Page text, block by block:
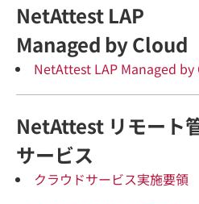
NetAttest LAP
Managed by Cloud
NetAttest LAP Managed
NetAttest リモート
サービス
クラウドサービス実施要領